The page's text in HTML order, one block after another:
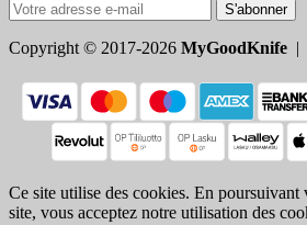
S'abonner
Copyright © 2017-2026 MyGoodKnife |
Ce site utilise des cookies. En
site, vous acceptez notre utilisation des